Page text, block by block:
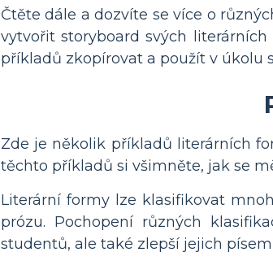
Čtěte dále a dozvíte se více o
vytvořit storyboard svých
příkladů zkopírovat a použít v úkolu
Zde je několik příkladů literárních
těchto příkladů si všimněte, jak se
Literární formy lze klasifikovat
prózu. Pochopení různých
studentů, ale také zlepší jejich